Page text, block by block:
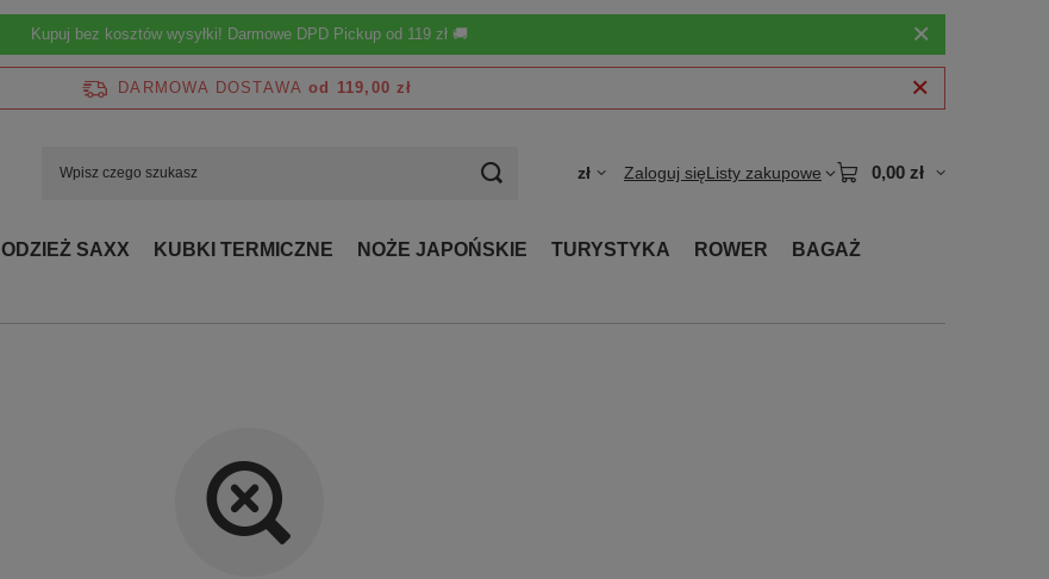
Kupuj bez kosztów wysyłki! Darmowe DPD Pickup od 119 zł 🚚
DARMOWA DOSTAWA od 119,00 zł
zł Zaloguj sięListy zakupowe 0,00 zł
ODZIEŻ SAXX KUBKI TERMICZNE NOŻE JAPOŃSKIE TURYSTYKA ROWER
BAGAŻ